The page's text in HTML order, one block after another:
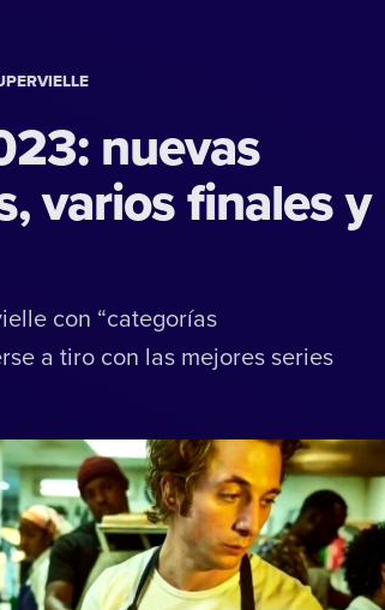
nuevas
varios finales y
con “categorías
a tiro con las mejores series